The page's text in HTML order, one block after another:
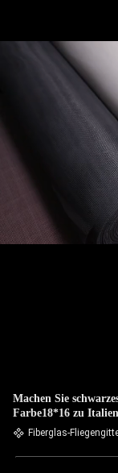
Machen Sie
Farbe18*16 zu
Fiberglas-